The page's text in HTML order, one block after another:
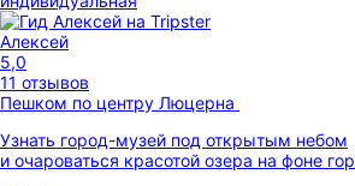
Алексей
5,0
11 отзывов
Пешком по центру Люцерна
Узнать город-музей под открытым небом
и очароваться красотой озера на фоне гор